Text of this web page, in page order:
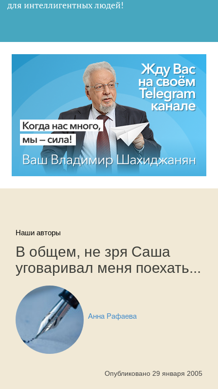
для интеллигентных людей!
Наши авторы
В общем, не зря Саша
уговаривал меня поехать...
Анна Рафаева
Опубликовано 29 января 2005